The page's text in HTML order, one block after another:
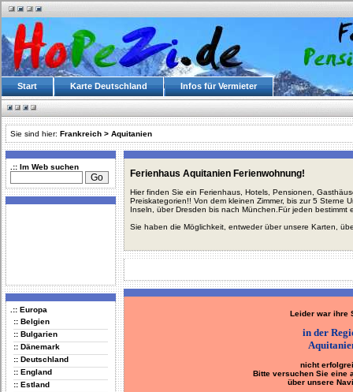
Start Karte Deutschland Infos für Vermieter
Sie sind hier: Frankreich > Aquitanien
.:: Im Web suchen
.:: Europa
:: Belgien
:: Bulgarien
:: Dänemark
:: Deutschland
:: England
:: Estland
Ferienhaus Aquitanien Ferienwohnung!
Hier finden Sie ein Ferienhaus, Hotels, Pensionen,
Preiskategorien!! Von dem kleinen Zimmer, bis zur 5 Sterne
Inseln, über Dresden bis nach München.Für jeden bestimmt
Sie haben die Möglichkeit, entweder über unsere Karten,
Leider war ihre
in der
nicht
Bitte versuchen Sie eine
über unsere